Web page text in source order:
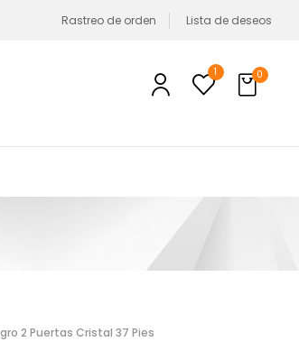
Rastreo de orden Lista de deseos
1 0
2 Puertas Cristal 37 Pies